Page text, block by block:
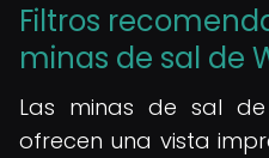
Filtros
minas de sal de
Las minas de sal de
ofrecen una vista